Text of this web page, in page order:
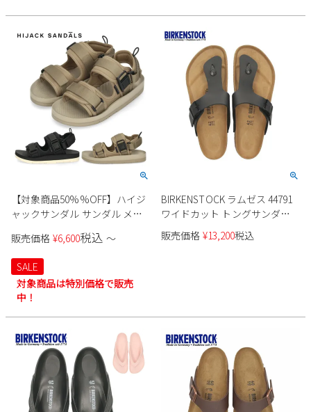
【対象商品50%%OFF】ハイジ
ャックサンダル サンダル メン
ALTO バックストラップ スポー
ツサンダル ベルクロ 軽量 アウ
トドア
販売価格 ¥6,600税込 〜
SALE
対象商品は特別価格で販売
中！
BIRKENSTOCK ラムゼス 44791
ワイドカット トングサンダル
メンズ レディース
販売価格 ¥13,200税込